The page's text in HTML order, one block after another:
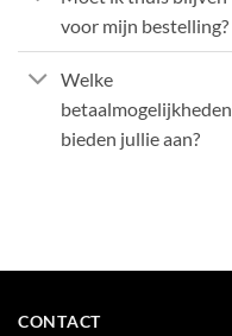
voor mijn bestelling?
Welke
betaalmogelijkheden
bieden jullie aan?
CONTACT